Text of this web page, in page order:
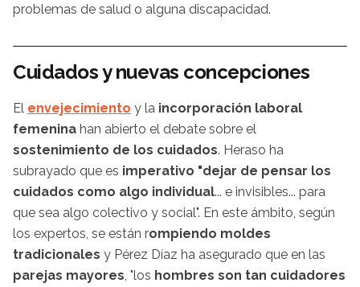
problemas de salud o alguna discapacidad.
Cuidados y nuevas concepciones
El envejecimiento y la incorporación laboral
femenina han abierto el debate sobre el
sostenimiento de los cuidados. Heraso ha
subrayado que es imperativo "dejar de pensar los
cuidados como algo individual... e invisibles... para
que sea algo colectivo y social". En este ámbito, según
los expertos, se están rompiendo moldes
tradicionales y Pérez Díaz ha asegurado que en las
parejas mayores, "los hombres son tan cuidadores